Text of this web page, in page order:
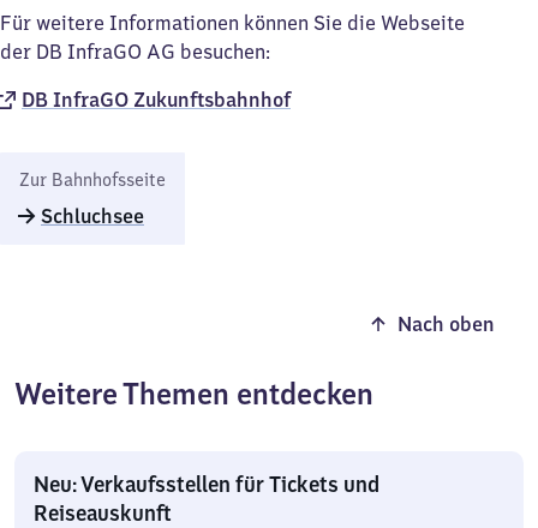
Für weitere Informationen können Sie die Webseite
der DB InfraGO AG besuchen:
DB InfraGO Zukunftsbahnhof​
Zur Bahnhofsseite
Schluchsee
Nach oben
Weitere Themen entdecken
Neu: Verkaufsstellen für Tickets und
Reiseauskunft